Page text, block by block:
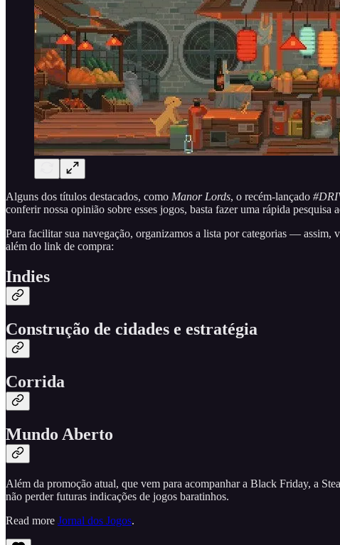
Alguns dos títulos destacados, como Manor Lords, o recém-lançado
conferir nossa opinião sobre esses jogos, basta fazer uma rápida pesquisa
Para facilitar sua navegação, organizamos a lista por categorias — assim,
além do link de compra:
Indies
Construção de cidades e estratégia
Corrida
Mundo Aberto
Além da promoção atual, que vem para acompanhar a Black Friday, a
não perder futuras indicações de jogos baratinhos.
Read more Jornal dos Jogos.